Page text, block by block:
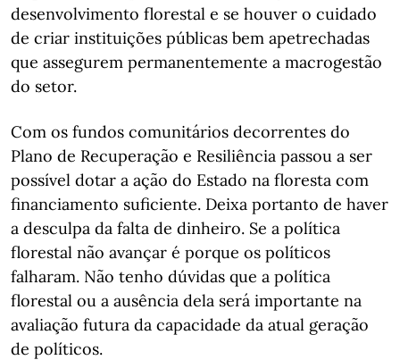
desenvolvimento florestal e se houver o cuidado
de criar instituições públicas bem apetrechadas
que assegurem permanentemente a macrogestão
do setor.
Com os fundos comunitários decorrentes do
Plano de Recuperação e Resiliência passou a ser
possível dotar a ação do Estado na floresta com
financiamento suficiente. Deixa portanto de haver
a desculpa da falta de dinheiro. Se a política
florestal não avançar é porque os políticos
falharam. Não tenho dúvidas que a política
florestal ou a ausência dela será importante na
avaliação futura da capacidade da atual geração
de políticos.